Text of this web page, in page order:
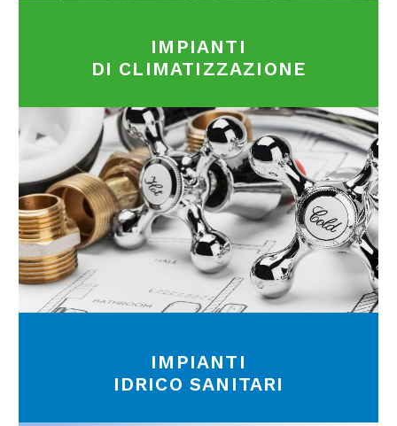
IMPIANTI
DI CLIMATIZZAZIONE
IMPIANTI
IDRICO SANITARI